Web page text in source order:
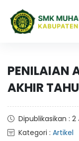
PENILAIAN
AKHIR
Dipublikasikan : 2
Kategori : Artikel